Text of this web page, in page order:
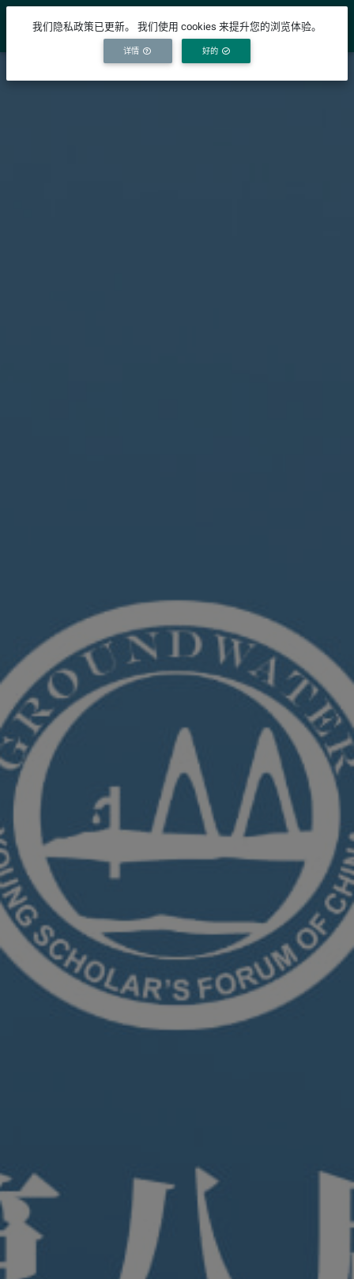
YICODE
我们隐私政策已更新。 我们使用 cookies 来提升您的浏览体验。
详情 好的